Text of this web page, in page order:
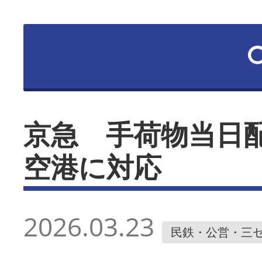
京急 手荷物当日
空港に対応
2026.03.23 民鉄・公営・三